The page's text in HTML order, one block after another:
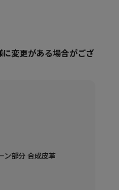
変更がある場合がござ
ン部分 合成皮革